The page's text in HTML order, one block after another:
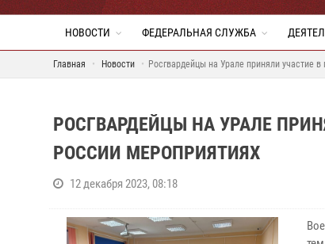
НОВОСТИ ФЕДЕРАЛЬНАЯ СЛУЖБА
Главная Новости Росгвардейцы на Урале приняли участие
РОСГВАРДЕЙЦЫ НА УРАЛЕ
РОССИИ МЕРОПРИЯТИЯХ
12 декабря 2023, 08:18